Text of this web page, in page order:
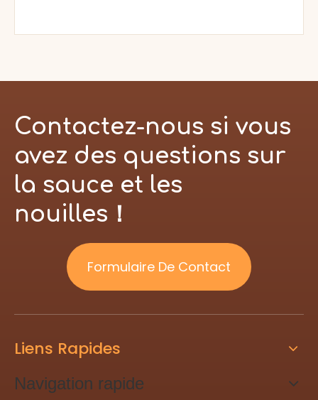
Contactez-nous si vous
avez des questions sur
la sauce et les
nouilles！
Formulaire De Contact
Liens Rapides
Navigation rapide